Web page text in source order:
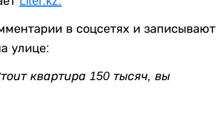
в соцсетях и записывают
улице:
квартира 150 тысяч, вы